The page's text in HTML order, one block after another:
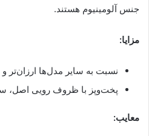
جنس آلومینیوم هستند.
مزایا:
نسبت به سایر مدل‌ها
پخت‌وپز با ظروف رویی اصل،
معایب: